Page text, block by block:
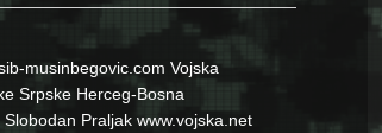
musinbegovic.com Vojska
Srpske Herceg-Bosna
Praljak www.vojska.net